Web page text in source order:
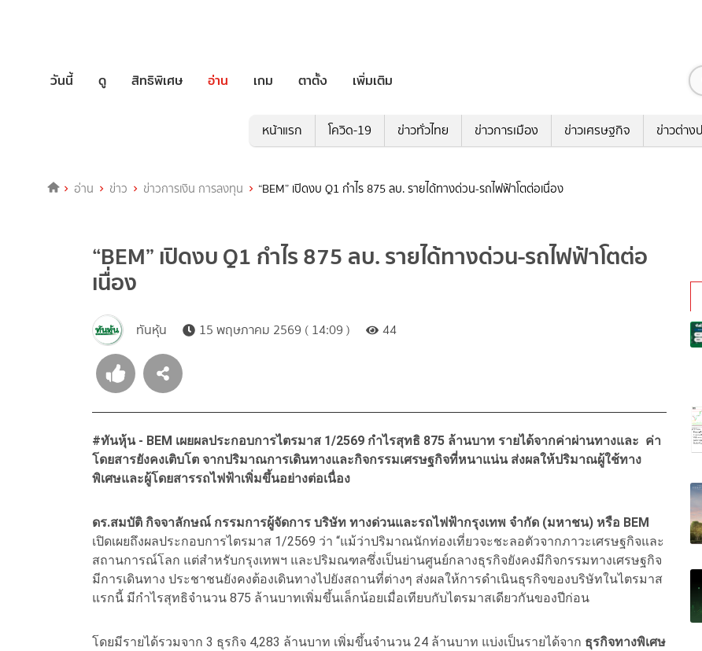
วันนี้ ดู สิทธิพิเศษ อ่าน เกม ตาตั้ง เพิ่มเติม
หน้าแรก โควิด-19 ข่าวทั่วไทย ข่าวการเมือง ข่าวเศรษฐกิจ ข่าวต่าง
อ่าน ข่าว ข่าวการเงิน การลงทุน “BEM” เปิดงบ Q1 กำไร 875 ลบ. รายได้ทางด่วน-รถไฟฟ้าโตต่อเนื่อง
“BEM” เปิดงบ Q1 กำไร 875 ลบ. รายได้ทางด่วน-รถไฟฟ้าโตต่อ
เนื่อง
ทันหุ้น 15 พฤษภาคม 2569 ( 14:09 ) 44
#ทันหุ้น - BEM เผยผลประกอบการไตรมาส 1/2569 กำไรสุทธิ 875 ล้านบาท รายได้จากค่าผ่านทางและ ค่า
โดยสารยังคงเติบโต จากปริมาณการเดินทางและกิจกรรมเศรษฐกิจที่หนาแน่น ส่งผลให้ปริมาณผู้ใช้ทาง
พิเศษและผู้โดยสารรถไฟฟ้าเพิ่มขึ้นอย่างต่อเนื่อง
ดร.สมบัติ กิจจาลักษณ์ กรรมการผู้จัดการ บริษัท ทางด่วนและรถไฟฟ้ากรุงเทพ จำกัด (มหาชน) หรือ BEM
เปิดเผยถึงผลประกอบการไตรมาส 1/2569 ว่า “แม้ว่าปริมาณนักท่องเที่ยวจะชะลอตัวจากภาวะเศรษฐกิจและ
สถานการณ์โลก แต่สำหรับกรุงเทพฯ และปริมณฑลซึ่งเป็นย่านศูนย์กลางธุรกิจยังคงมีกิจกรรมทางเศรษฐกิจ
มีการเดินทาง ประชาชนยังคงต้องเดินทางไปยังสถานที่ต่างๆ ส่งผลให้การดำเนินธุรกิจของบริษัทในไตรมาส
แรกนี้ มีกำไรสุทธิจำนวน 875 ล้านบาทเพิ่มขึ้นเล็กน้อยเมื่อเทียบกับไตรมาสเดียวกันของปีก่อน
โดยมีรายได้รวมจาก 3 ธุรกิจ 4,283 ล้านบาท เพิ่มขึ้นจำนวน 24 ล้านบาท แบ่งเป็นรายได้จาก ธุรกิจทางพิเศษ